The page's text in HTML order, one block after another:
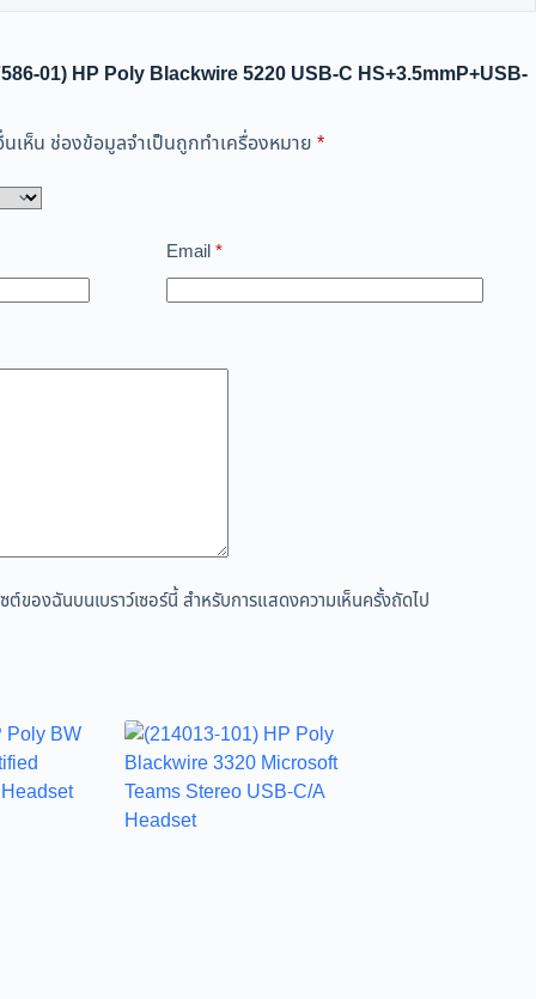
01) HP Poly Blackwire 5220 USB-C HS+3.5mmP+USB-
เห็น ช่องข้อมูลจำเป็นถูกทำเครื่องหมาย *
Email*
ต์ของฉันบนเบราว์เซอร์นี้ สำหรับการแสดงความเห็นครั้งถัดไป